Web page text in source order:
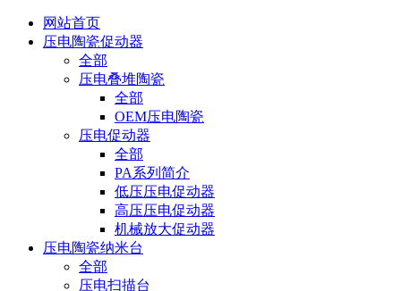
网站首页
压电陶瓷促动器
全部
压电叠堆陶瓷
全部
OEM压电陶瓷
压电促动器
全部
PA系列简介
低压压电促动器
高压压电促动器
机械放大促动器
压电陶瓷纳米台
全部
压电扫描台